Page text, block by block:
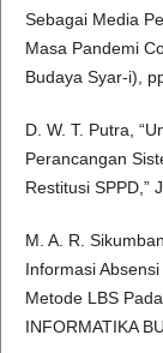
Sebagai Media
Masa Pandemi
Budaya Syar-i),
D. W. T. Putra,
Perancangan
Restitusi SPPD,”
M. A. R.
Informasi
Metode LBS
INFORMATIKA